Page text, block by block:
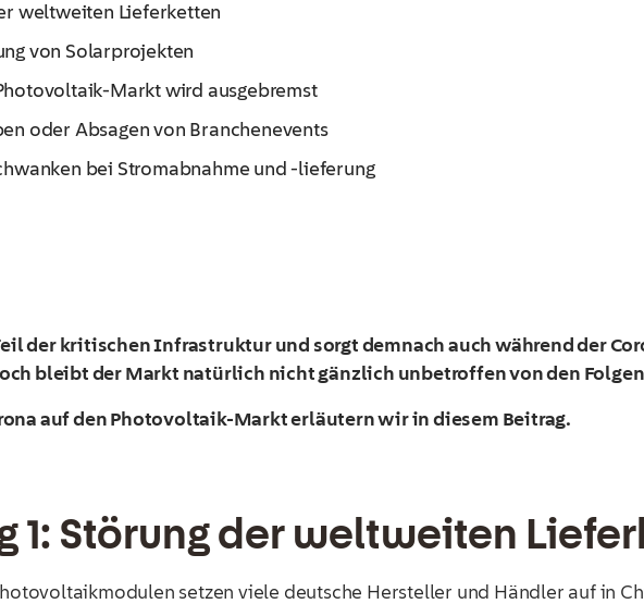
weltweiten Lieferketten
von Solarprojekten
Markt wird ausgebremst
oder Absagen von Branchenevents
bei Stromabnahme und -lieferung
der kritischen Infrastruktur und sorgt demnach auch während der
bleibt der Markt natürlich nicht gänzlich unbetroffen von den
auf den Photovoltaik-Markt erläutern wir in diesem Beitrag.
1: Störung der weltweiten
setzen viele deutsche Hersteller und Händler auf in